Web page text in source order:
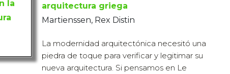
arquitectura griega
Martienssen, Rex Distin
La modernidad arquitectónica necesitó una
piedra de toque para verificar y legitimar su
nueva arquitectura. Si pensamos en Le